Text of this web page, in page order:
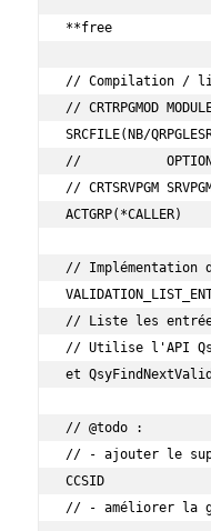
**free
// Compilation /
// CRTRPGMOD
SRCFILE(NB/
//
// CRTSRVPGM
ACTGRP(*CALLER)
// Implémentation
// Liste les
// Utilise l'API
et
// @todo :
// - ajouter le
CCSID
// - améliorer la